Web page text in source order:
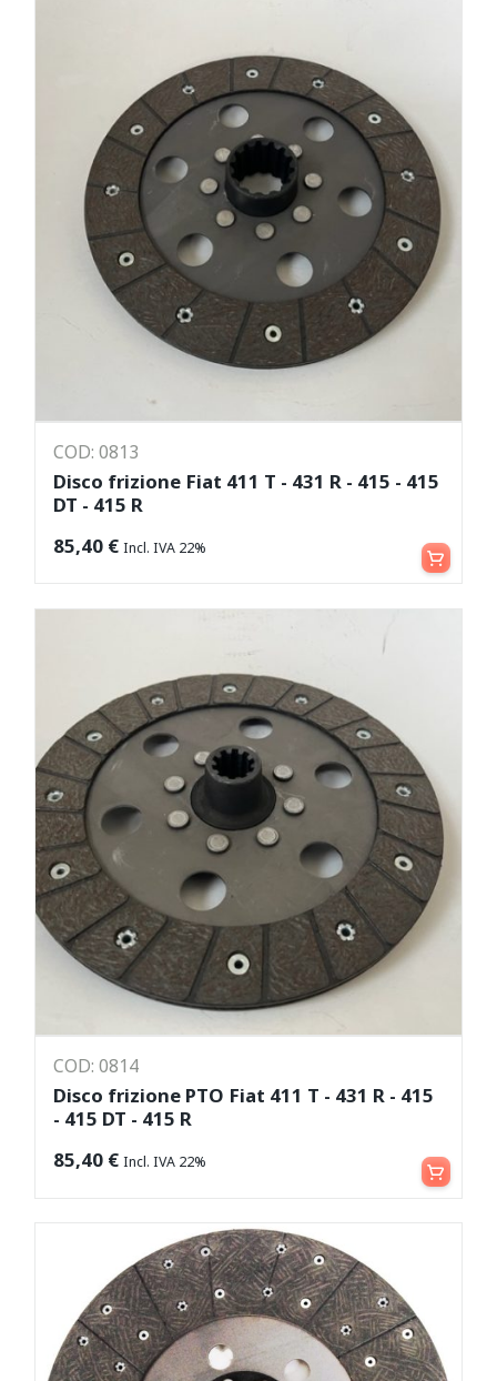
COD: 0813
Disco frizione Fiat 411 T - 431 R - 415 - 415
DT - 415 R
85,40 € Incl. IVA 22% Aggiungi al carrello
COD: 0814
Disco frizione PTO Fiat 411 T - 431 R - 415
- 415 DT - 415 R
85,40 € Incl. IVA 22% Aggiungi al carrello